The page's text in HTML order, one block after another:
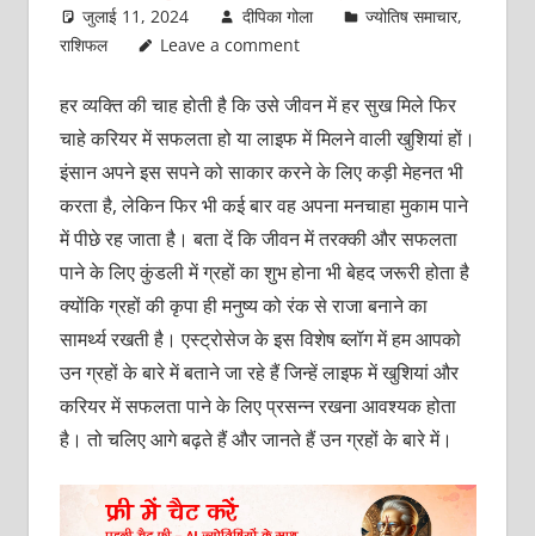
–
ASTROSAGE
MAGAZINE
जुलाई 11, 2024 दीपिका गोला ज्योतिष समाचार,
राशिफल
Leave a comment
हर व्यक्ति की चाह होती है कि उसे जीवन में हर सुख मिले फिर
चाहे करियर में सफलता हो या लाइफ में मिलने वाली खुशियां हों।
इंसान अपने इस सपने को साकार करने के लिए कड़ी मेहनत भी
करता है, लेकिन फिर भी कई बार वह अपना मनचाहा मुकाम पाने
में पीछे रह जाता है। बता दें कि जीवन में तरक्की और सफलता
पाने के लिए कुंडली में ग्रहों का शुभ होना भी बेहद जरूरी होता है
क्योंकि ग्रहों की कृपा ही मनुष्य को रंक से राजा बनाने का
सामर्थ्य रखती है। एस्ट्रोसेज के इस विशेष ब्लॉग में हम आपको
उन ग्रहों के बारे में बताने जा रहे हैं जिन्हें लाइफ में खुशियां और
करियर में सफलता पाने के लिए प्रसन्न रखना आवश्यक होता
है। तो चलिए आगे बढ़ते हैं और जानते हैं उन ग्रहों के बारे में।